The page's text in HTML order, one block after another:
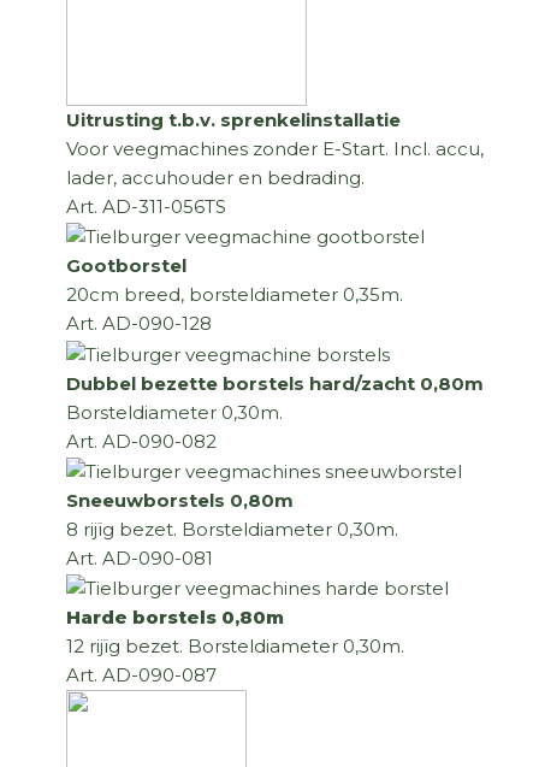
Uitrusting t.b.v. sprenkelinstallatie
Voor veegmachines zonder E-Start. Incl. accu,
lader, accuhouder en bedrading.
Art. AD-311-056TS
Gootborstel
20cm breed, borsteldiameter 0,35m.
Art. AD-090-128
Dubbel bezette borstels hard/zacht 0,80m
Borsteldiameter 0,30m.
Art. AD-090-082
Sneeuwborstels 0,80m
8 rijïg bezet. Borsteldiameter 0,30m.
Art. AD-090-081
Harde borstels 0,80m
12 rijïg bezet. Borsteldiameter 0,30m.
Art. AD-090-087